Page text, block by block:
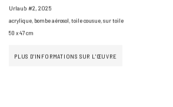
Urlaub #2 2025
acrylique, bombe aérosol, toile cousue, sur toile
50 x 47 cm
PLUS D'INFORMATIONS SUR L'ŒUVRE